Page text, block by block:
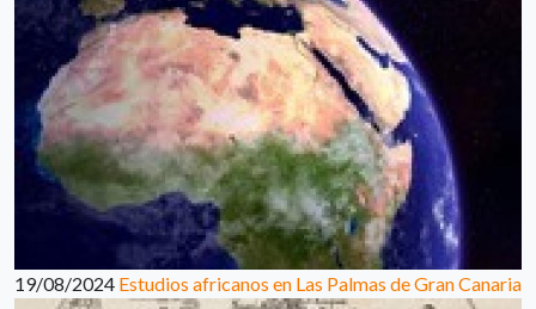
19/08/2024 Estudios africanos en Las Palmas de Gran Canaria